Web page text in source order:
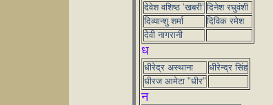
देवेश वशिष्ठ ’खबरी’ दिनेश रघुवंशी
दिव्यान्शु शर्मा
दिविक रमेश
देवी नागरानी
ध
धीरेद्र अस्थाना
धीरेन्द्र सिंह
धीरज आमेटा "धीर"
न